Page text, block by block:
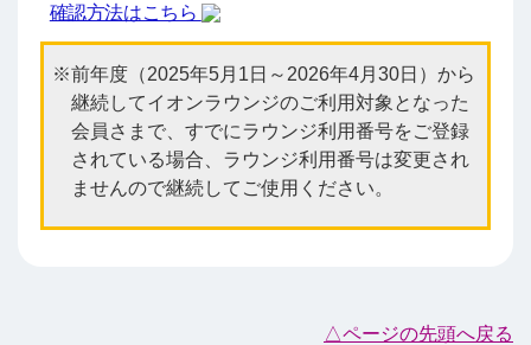
確認方法はこちら
前年度（2025年5月1日～2026年4月30日）から
継続してイオンラウンジのご利用対象となった
会員さまで、すでにラウンジ利用番号をご登録
されている場合、ラウンジ利用番号は変更され
ませんので継続してご使用ください。
△ページの先頭へ戻る